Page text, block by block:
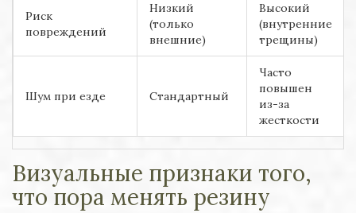
Риск
повреждений
Низкий
(только
внешние)
Высокий
(внутренние
трещины)
Шум при езде Стандартный
Часто
повышен
из-за
жесткости
Визуальные признаки того,
что пора менять резину